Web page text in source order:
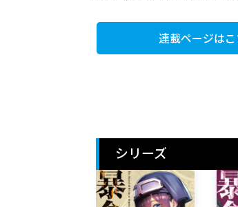
連載ページはこ
シリーズ